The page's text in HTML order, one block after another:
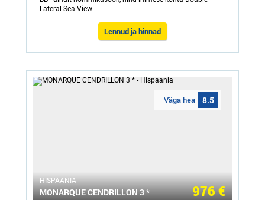
Lateral Sea View
Lennud ja hinnad
Väga hea 8.5
HISPAANIA
MONARQUE CENDRILLON 3 * 976 €